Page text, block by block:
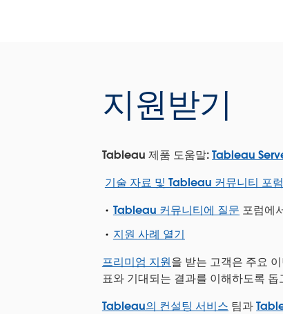
지원받기
Tableau 제품 도움말:Tableau
기술 자료 및 Tableau 커뮤니티 포럼
Tableau 커뮤니티에 질문 포럼에
지원 사례 열기
프리미엄 지원을 받는 고객은 주요
표와 기대되는 결과를 이해하도록
Tableau의 컨설팅 서비스 팀과